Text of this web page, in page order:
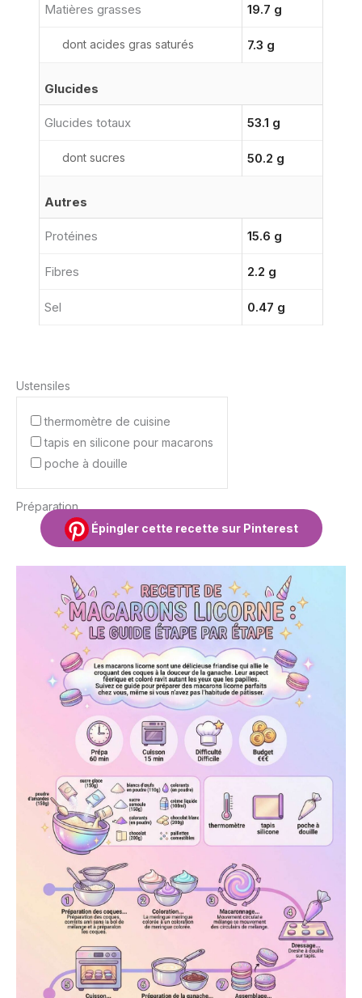
Matières grasses 19.7 g
dont acides gras saturés 7.3 g
Glucides
Glucides totaux 53.1 g
dont sucres 50.2 g
Autres
Protéines 15.6 g
Fibres 2.2 g
Sel 0.47 g
Ustensiles
thermomètre de cuisine
tapis en silicone pour macarons
poche à douille
Préparation
Épingler cette recette sur Pinterest